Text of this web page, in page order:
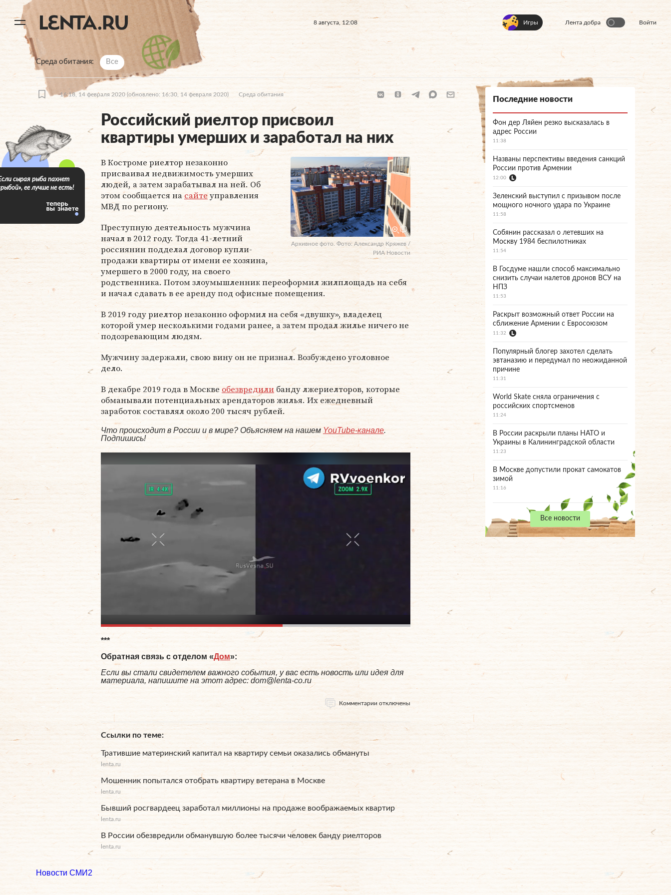
8 августа, 12:08 Игры Лента добра Войти
Среда обитания Все
16:18, 14 февраля 2020 (обновлено: 16:30, 14 февраля 2020) Среда обитания
Российский риелтор присвоил
квартиры умерших и заработал на них
Архивное фото. Фото: Александр Кряжев /
РИА Новости
В Костроме риелтор незаконно
присваивал недвижимость умерших
людей, а затем зарабатывал на ней. Об
этом сообщается на сайтеуправления
МВД по региону.
Преступную деятельность мужчина
начал в 2012 году. Тогда 41-летний
россиянин подделал договор купли-
продажи квартиры от имени ее хозяина,
умершего в 2000 году, на своего
родственника. Потом злоумышленник переоформил жилплощадь на себя
и начал сдавать в ее аренду под офисные помещения.
В 2019 году риелтор незаконно оформил на себя «двушку», владелец
которой умер несколькими годами ранее, а затем продал жилье ничего не
подозревающим людям.
Мужчину задержали, свою вину он не признал. Возбуждено уголовное
дело.
В декабре 2019 года в Москве обезвредили банду лжериелторов, которые
обманывали потенциальных арендаторов жилья. Их ежедневный
заработок составлял около 200 тысяч рублей.
Что происходит в России и в мире? Объясняем на нашем YouTube-канале.
Подпишись!
***
Обратная связь с отделом «Дом»:
Если вы стали свидетелем важного события, у вас есть новость или идея для
материала, напишите на этот адрес: dom@lenta-co.ru
Комментарии отключены
Ссылки по теме
Тратившие материнский капитал на квартиру семьи оказались обмануты
lenta.ru
Мошенник попытался отобрать квартиру ветерана в Москве
lenta.ru
Бывший росгвардеец заработал миллионы на продаже воображаемых квартир
lenta.ru
В России обезвредили обманувшую более тысячи человек банду риелторов
lenta.ru
сырая рыба пахнет
ее лучше не есть!
Последние новости
Фон дер Ляйен резко высказалась в
адрес России
11:38
Названы перспективы введения санкций
России против Армении
12:00
Зеленский выступил с призывом после
мощного ночного удара по Украине
11:58
Собянин рассказал о летевших на
Москву 1984 беспилотниках
11:54
В Госдуме нашли способ максимально
снизить случаи налетов дронов ВСУ на
НПЗ
11:53
Раскрыт возможный ответ России на
сближение Армении с Евросоюзом
11:32
Популярный блогер захотел сделать
эвтаназию и передумал по неожиданной
причине
11:31
World Skate сняла ограничения с
российских спортсменов
11:24
В России раскрыли планы НАТО и
Украины в Калининградской области
11:23
В Москве допустили прокат самокатов
зимой
11:16
Все новости
Новости СМИ2